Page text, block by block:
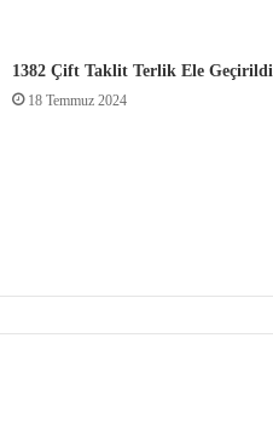
1382 Çift Taklit Terlik Ele Geçirildi
18 Temmuz 2024